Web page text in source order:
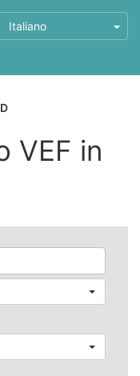
Italiano
VEF in